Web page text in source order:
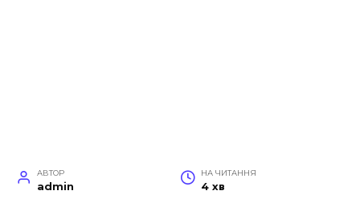
АВТОР
admin
НА ЧИТАННЯ
4 хв